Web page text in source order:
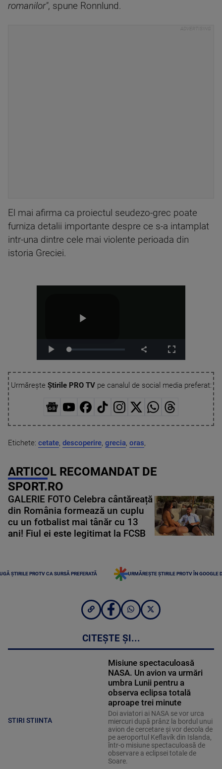
romanilor", spune Ronnlund.
El mai afirma ca proiectul seudezo-grec poate
furniza detalii importante despre ce s-a intamplat
intr-una dintre cele mai violente perioada din
istoria Greciei.
Urmărește Știrile PRO TVpe canalul de social media preferat:
Etichete: cetate, descoperire, grecia, oras,
ARTICOL RECOMANDAT DE
SPORT.RO
GALERIE FOTO Celebra cântăreață
din România formează un cuplu
cu un fotbalist mai tânăr cu 13
ani! Fiul ei este legitimat la FCSB
ȘTIRILE PROTV CA SURSĂ PREFERATĂ URMĂREȘTE ȘTIRILE PROTV ÎN GOOGLE
CITEȘTE ȘI...
STIRI STIINTA
Misiune spectaculoasă
NASA. Un avion va urmări
umbra Lunii pentru a
observa eclipsa totală
aproape trei minute
Doi aviatori ai NASA se vor urca
miercuri după prânz la bordul unui
avion de cercetare și vor decola de
pe aeroportul Keflavík din Islanda,
într-o misiune spectaculoasă de
observare a eclipsei totale de
Soare.